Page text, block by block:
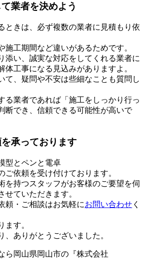
業者を決めよう
ときは、必ず複数の業者に見積もり依
施工期間など違いがあるためです。
添い、誠実な対応をしてくれる業者に
体工事になる見込みがありますよ。
て、疑問や不安は些細なことも質問し
る業者であれば「施工をしっかり行っ
断でき、信頼できる可能性が高いで
承っております
ご依頼を受け付けております。
を持つスタッフがお客様のご要望を伺
せていただきます。
頼・ご相談はお気軽にお問い合わせ く
ます。
、ありがとうございました。
ら岡山県岡山市の『株式会社